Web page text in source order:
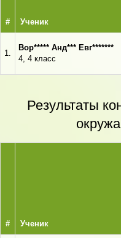
# Ученик
1.
Вор***** Анд*** Евг*******
4, 4 класс
Результаты
# Ученик